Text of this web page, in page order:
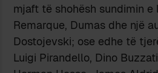
mjaft të shohësh sundimin e
Remarque, Dumas dhe një
Dostojevski; ose edhe të
Luigi Pirandello, Dino